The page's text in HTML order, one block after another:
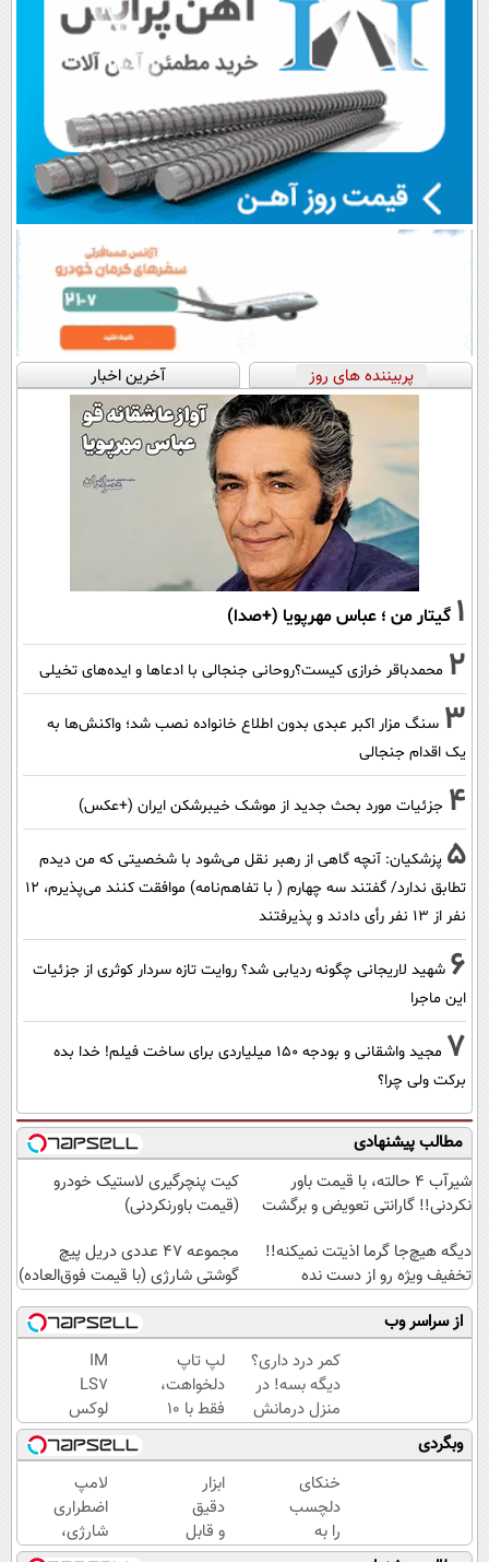
پربیننده های روز آخرین اخبار
1 گیتار من ؛ عباس مهرپویا (+صدا)
2 محمدباقر خرازی کیست؟روحانی جنجالی با ادعاها و ایده‌های تخیلی
3 سنگ مزار اکبر عبدی بدون اطلاع خانواده نصب شد؛ واکنش‌ها به
یک اقدام جنجالی
4 جزئیات مورد بحث جدید از موشک خیبرشکن ایران (+عکس)
5 پزشکیان‌: آنچه گاهی از رهبر نقل می‌شود با شخصیتی که من دیدم
تطابق ندارد/ گفتند سه چهارم ( با تفاهم‌نامه) موافقت کنند می‌پذیرم، 12
نفر از 13 نفر رأی دادند و پذیرفتند
6 شهید لاریجانی چگونه ردیابی شد؟ روایت تازه سردار کوثری از جزئیات
این ماجرا
7
مجید واشقانی و بودجه 150 میلیاردی برای ساخت فیلم! خدا بده
برکت ولی چرا؟
مطالب پیشنهادی
شیر‌آب ۴ حالته، با قیمت باور
نکردنی!! گارانتی تعویض و برگشت
کیت پنچرگیری لاستیک خودرو
(قیمت باورنکردنی)
دیگه هیچ‌جا گرما اذیتت نمیکنه!!
تخفیف ویژه رو از دست نده
مجموعه 47 عددی دریل پیچ
گوشتی شارژی‌ (با قیمت فوق‌العاده)
از سراسر وب
کمر درد داری؟
دیگه بسه! در
منزل درمانش
کن
(◀پرسش‌نامه)
لپ تاپ
دلخواهت،
فقط با 10
میلیون
IM
LS7
لوکس
ترین
شاسی
بلند
برقی
ایران
وبگردی
خنکای
دلچسب
را به
خانه یا
ابزار
دقیق
و قابل
اعتماد
لامپ
اضطراری
شارژی،
یک منبع